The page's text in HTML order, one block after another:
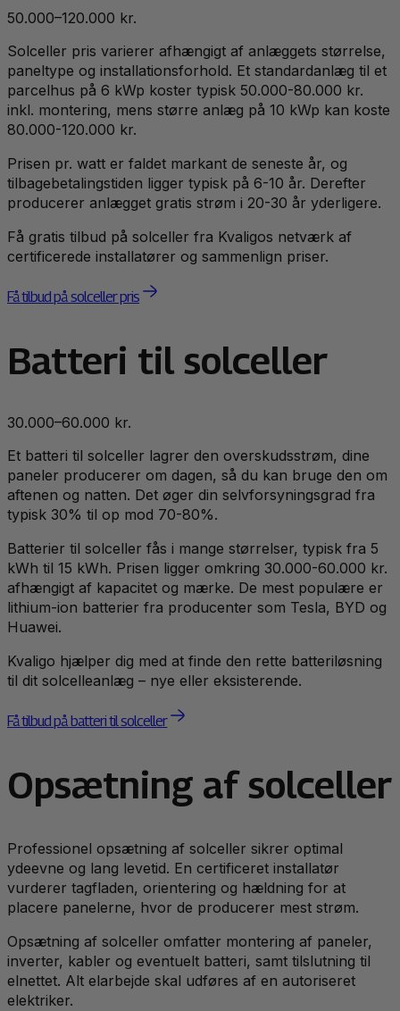
50.000–120.000 kr.
Solceller pris varierer afhængigt af anlæggets størrelse,
paneltype og installationsforhold. Et standardanlæg til et
parcelhus på 6 kWp koster typisk 50.000-80.000 kr.
inkl. montering, mens større anlæg på 10 kWp kan koste
80.000-120.000 kr.
Prisen pr. watt er faldet markant de seneste år, og
tilbagebetalingstiden ligger typisk på 6-10 år. Derefter
producerer anlægget gratis strøm i 20-30 år yderligere.
Få gratis tilbud på solceller fra Kvaligos netværk af
certificerede installatører og sammenlign priser.
Få tilbud på solceller pris
Batteri til solceller
30.000–60.000 kr.
Et batteri til solceller lagrer den overskudsstrøm, dine
paneler producerer om dagen, så du kan bruge den om
aftenen og natten. Det øger din selvforsyningsgrad fra
typisk 30% til op mod 70-80%.
Batterier til solceller fås i mange størrelser, typisk fra 5
kWh til 15 kWh. Prisen ligger omkring 30.000-60.000 kr.
afhængigt af kapacitet og mærke. De mest populære er
lithium-ion batterier fra producenter som Tesla, BYD og
Huawei.
Kvaligo hjælper dig med at finde den rette batteriløsning
til dit solcelleanlæg – nye eller eksisterende.
Få tilbud på batteri til solceller
Opsætning af solceller
Professionel opsætning af solceller sikrer optimal
ydeevne og lang levetid. En certificeret installatør
vurderer tagfladen, orientering og hældning for at
placere panelerne, hvor de producerer mest strøm.
Opsætning af solceller omfatter montering af paneler,
inverter, kabler og eventuelt batteri, samt tilslutning til
elnettet. Alt elarbejde skal udføres af en autoriseret
elektriker.